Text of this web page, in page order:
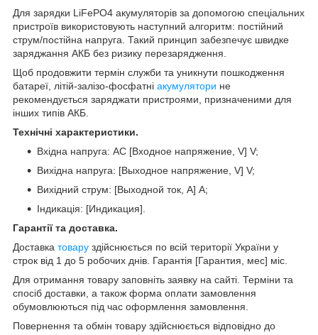
Для зарядки LiFePO4 акумуляторів за допомогою спеціальних
пристроїв використовують наступний алгоритм: постійний
струм/постійна напруга. Такий принцип забезпечує швидке
заряджання АКБ без ризику перезарядження.
Щоб продовжити термін служби та уникнути пошкодження
батареї, літій-залізо-фосфатні акумулятори не
рекомендується заряджати пристроями, призначеними для
інших типів АКБ.
Технічні характеристики.
Вхідна напруга: AC [Входное напряжение, V] V;
Вихідна напруга: [Выходное напряжение, V] V;
Вихідний струм: [Выходной ток, A] A;
Індикація: [Индикация].
Гарантії та доставка.
Доставка товару здійснюється по всій території України у
строк від 1 до 5 робочих днів. Гарантія [Гарантия, мес] міс.
Для отримання товару заповніть заявку на сайті. Терміни та
спосіб доставки, а також форма оплати замовлення
обумовлюються під час оформлення замовлення.
Повернення та обмін товару здійснюється відповідно до